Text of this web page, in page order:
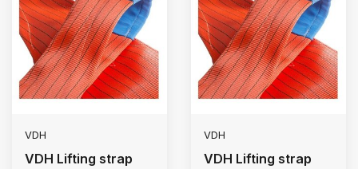
VDH
VDH Lifting strap
VDH
VDH Lifting strap